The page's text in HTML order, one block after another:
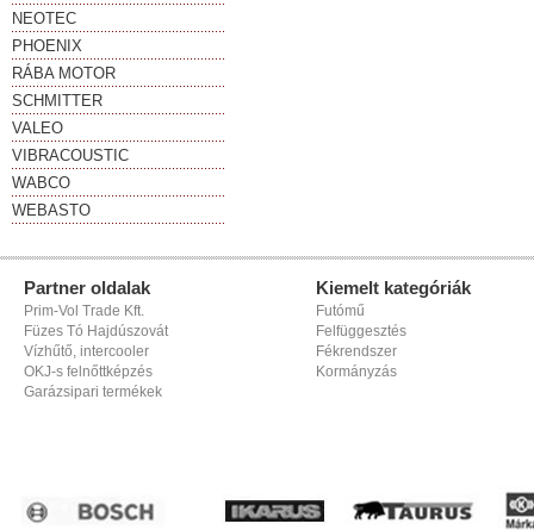
NEOTEC
PHOENIX
RÁBA MOTOR
SCHMITTER
VALEO
VIBRACOUSTIC
WABCO
WEBASTO
Partner oldalak
Prim-Vol Trade Kft.
Füzes Tó Hajdúszovát
Vízhűtő, intercooler
OKJ-s felnőttképzés
Garázsipari termékek
Kiemelt kategóriák
Futómű
Felfüggesztés
Fékrendszer
Kormányzás